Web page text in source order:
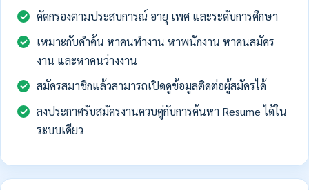
คัดกรองตามประสบการณ์ อายุ เพศ และระดับการศึกษา
เหมาะกับคำค้น หาคนทำงาน หาพนักงาน หาคนสมัคร
งาน และหาคนว่างงาน
สมัครสมาชิกแล้วสามารถเปิดดูข้อมูลติดต่อผู้สมัครได้
ลงประกาศรับสมัครงานควบคู่กับการค้นหา Resume ได้ใน
ระบบเดียว